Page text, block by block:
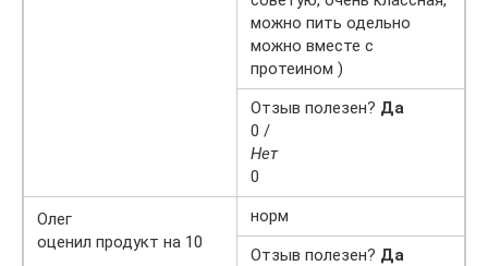
можно пить одельно
можно вместе с
протеином )
Отзыв полезен? Да
0 /
Нет
0
Олег
оценил продукт на 10
норм
Отзыв полезен? Да